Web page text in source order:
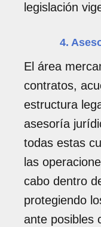
legislación
4.
El área
contratos,
estructura
asesoría
todas estas
las
cabo dentro
protegiendo
ante posibles